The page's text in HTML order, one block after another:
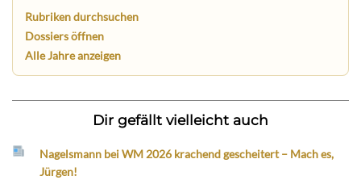
Rubriken durchsuchen
Dossiers öffnen
Alle Jahre anzeigen
Dir gefällt vielleicht auch
Nagelsmann bei WM 2026 krachend gescheitert – Mach es,
Jürgen!